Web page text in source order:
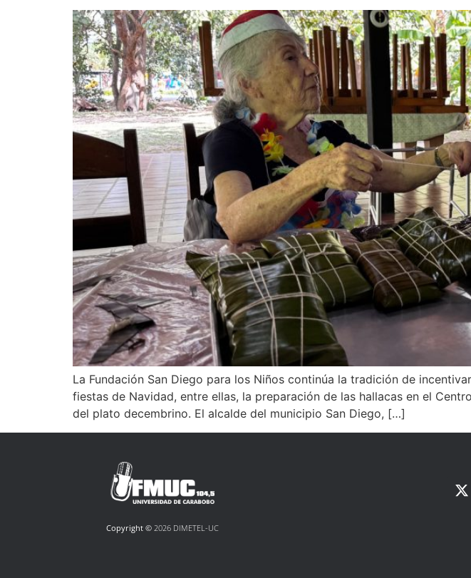
La Fundación San Diego para los Niños continúa la tradición de
fiestas de Navidad, entre ellas, la preparación de las hallacas en el
del plato decembrino. El alcalde del municipio San Diego, […]
Copyright ©2026 DIMETEL-UC